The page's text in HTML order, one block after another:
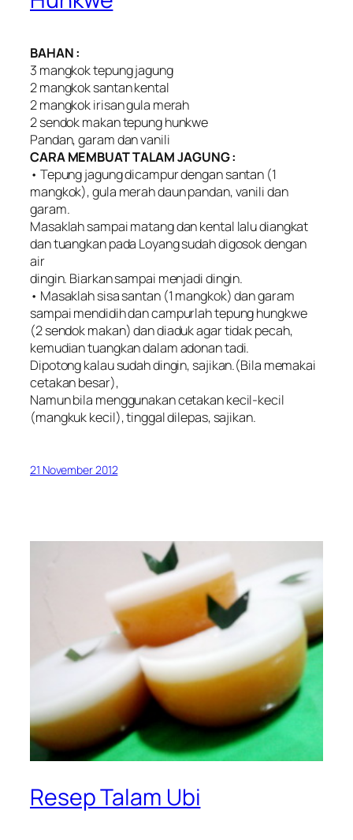
BAHAN :
3 mangkok tepung jagung
2 mangkok santan kental
2 mangkok irisan gula merah
2 sendok makan tepung hunkwe
Pandan, garam dan vanili
CARA MEMBUAT TALAM JAGUNG :
• Tepung jagung dicampur dengan santan (1
mangkok), gula merah daun pandan, vanili dan
garam.
Masaklah sampai matang dan kental lalu diangkat
dan tuangkan pada Loyang sudah digosok dengan
air
dingin. Biarkan sampai menjadi dingin.
• Masaklah sisa santan (1 mangkok) dan garam
sampai mendidih dan campurlah tepung hungkwe
(2 sendok makan) dan diaduk agar tidak pecah,
kemudian tuangkan dalam adonan tadi.
Dipotong kalau sudah dingin, sajikan.(Bila memakai
cetakan besar),
Namun bila menggunakan cetakan kecil-kecil
(mangkuk kecil), tinggal dilepas, sajikan.
21 November 2012
Resep Talam Ubi